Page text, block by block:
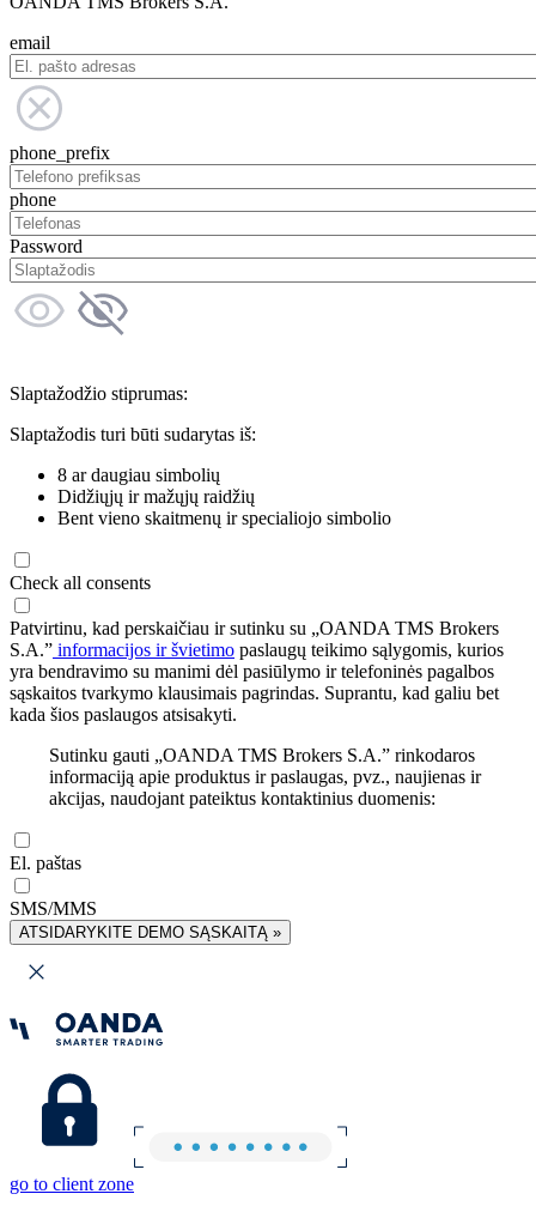
email
phone_prefix
phone
Password
Slaptažodžio stiprumas:
Slaptažodis turi būti sudarytas iš:
8 ar daugiau simbolių
Didžiųjų ir mažųjų raidžių
Bent vieno skaitmenų ir specialiojo simbolio
Check all consents
Patvirtinu, kad perskaičiau ir sutinku su „OANDA TMS Brokers
S.A.” informacijos ir švietimo paslaugų teikimo sąlygomis, kurios
yra bendravimo su manimi dėl pasiūlymo ir telefoninės pagalbos
sąskaitos tvarkymo klausimais pagrindas. Suprantu, kad galiu bet
kada šios paslaugos atsisakyti.
Sutinku gauti „OANDA TMS Brokers S.A.” rinkodaros
informaciją apie produktus ir paslaugas, pvz., naujienas ir
akcijas, naudojant pateiktus kontaktinius duomenis:
El. paštas
SMS/MMS
ATSIDARYKITE DEMO SĄSKAITĄ »
go to client zone